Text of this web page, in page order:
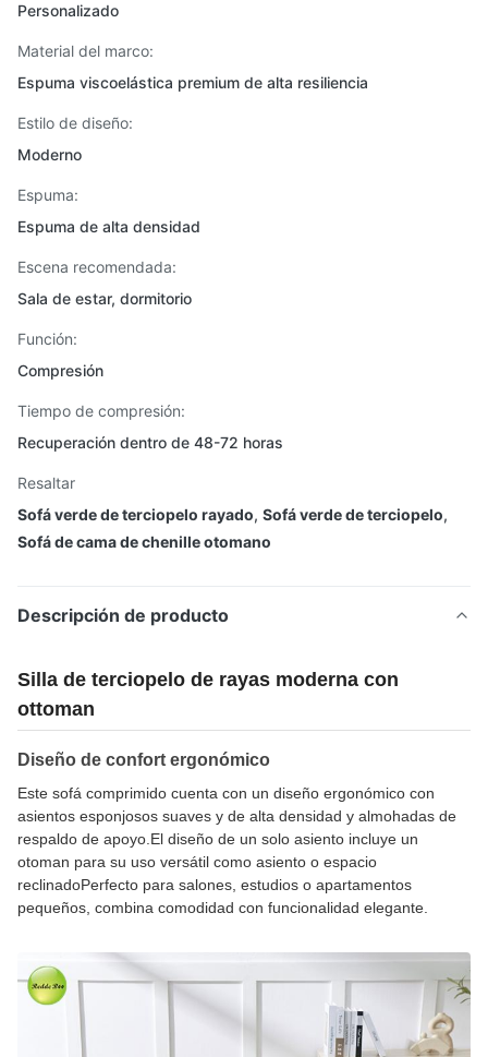
Personalizado
Material del marco:
Espuma viscoelástica premium de alta resiliencia
Estilo de diseño:
Moderno
Espuma:
Espuma de alta densidad
Escena recomendada:
Sala de estar, dormitorio
Función:
Compresión
Tiempo de compresión:
Recuperación dentro de 48-72 horas
Resaltar
Sofá verde de terciopelo rayado, Sofá verde de terciopelo,
Sofá de cama de chenille otomano
Descripción de producto
Silla de terciopelo de rayas moderna con
ottoman
Diseño de confort ergonómico
Este sofá comprimido cuenta con un diseño ergonómico con
asientos esponjosos suaves y de alta densidad y almohadas de
respaldo de apoyo.El diseño de un solo asiento incluye un
otoman para su uso versátil como asiento o espacio
reclinadoPerfecto para salones, estudios o apartamentos
pequeños, combina comodidad con funcionalidad elegante.